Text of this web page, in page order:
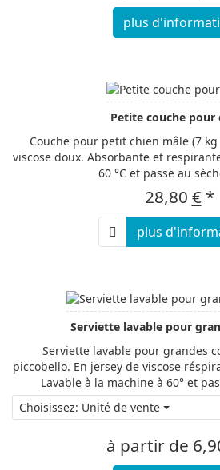
plus
Petite couche pour
Couche pour petit chien mâle (7
viscose doux. Absorbante et
60 °C et passe au
28,80 €*
plus
Serviette lavable pour
Serviette lavable pour grandes
piccobello. En jersey de viscose
Lavable à la machine à 60° et
Choisissez: Unité de vente
à partir de